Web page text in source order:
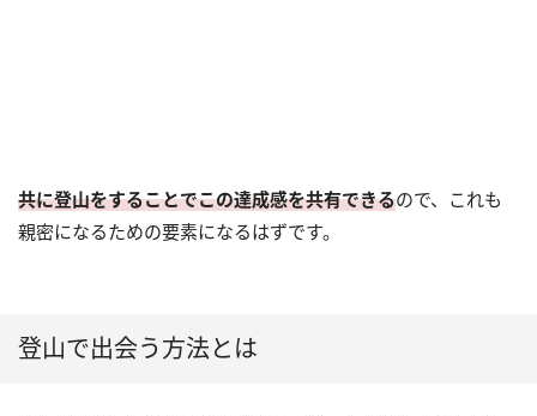
共に登山をすることでこの達成感を共有できるので、これも
親密になるための要素になるはずです。
登山で出会う方法とは